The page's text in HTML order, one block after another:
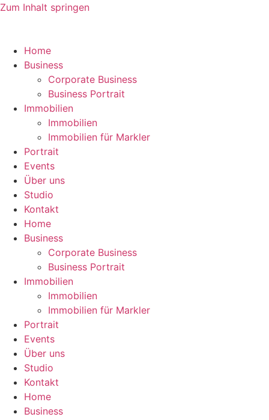
Zum Inhalt springen
Home
Business
Corporate Business
Business Portrait
Immobilien
Immobilien
Immobilien für Markler
Portrait
Events
Über uns
Studio
Kontakt
Home
Business
Corporate Business
Business Portrait
Immobilien
Immobilien
Immobilien für Markler
Portrait
Events
Über uns
Studio
Kontakt
Home
Business